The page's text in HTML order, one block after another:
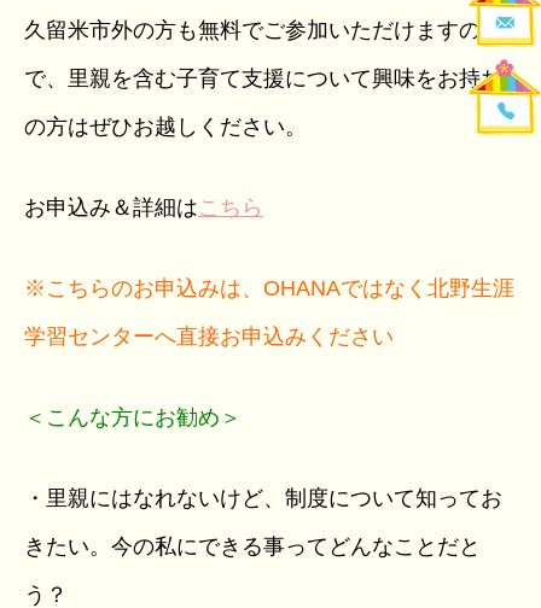
久留米市外の方も無料でご参加いただけますの
で、里親を含む子育て支援について興味をお持ち
の方はぜひお越しください。
お申込み＆詳細はこちら
※こちらのお申込みは、OHANAではなく北野生涯
学習センターへ直接お申込みください
＜こんな方にお勧め＞
・里親にはなれないけど、制度について知ってお
きたい。今の私にできる事ってどんなことだと
う？